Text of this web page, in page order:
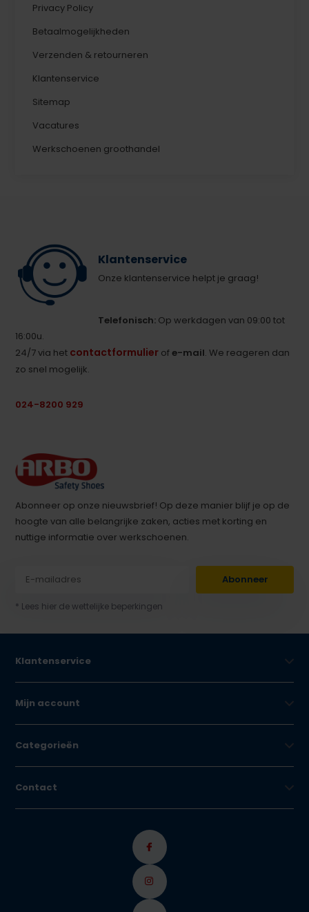
Privacy Policy
Betaalmogelijkheden
Verzenden & retourneren
Klantenservice
Sitemap
Vacatures
Werkschoenen groothandel
Klantenservice
Onze klantenservice helpt je graag!
Telefonisch: Op werkdagen van 09:00 tot
16:00u.
24/7 via het contactformulier ofe-mail. We reageren dan
zo snel mogelijk.
024-8200 929
Abonneer op onze nieuwsbrief! Op deze manier blijf je op de
hoogte van alle belangrijke zaken, acties met korting en
nuttige informatie over werkschoenen.
Abonneer
* Lees hier de wettelijke beperkingen
Klantenservice
Mijn account
Categorieën
Contact